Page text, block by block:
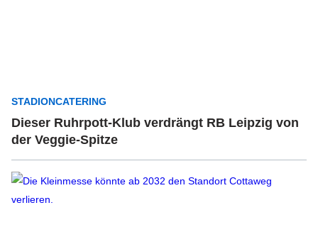
STADIONCATERING
Dieser Ruhrpott-Klub verdrängt RB Leipzig von
der Veggie-Spitze